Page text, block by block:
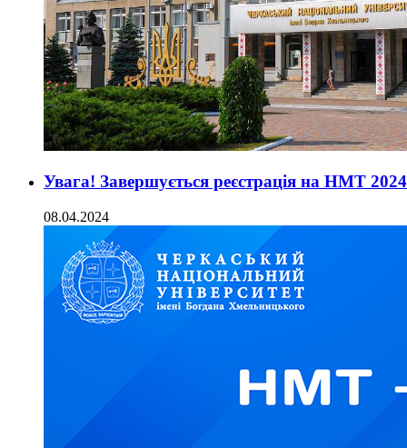
Увага! Завершується реєстрація на НМТ 2024
08.04.2024